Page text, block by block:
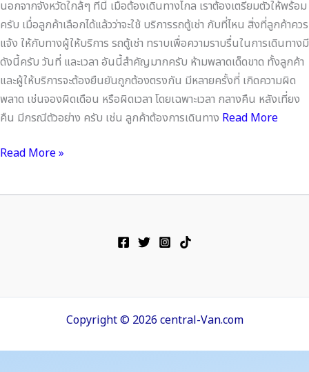
นอกจากจังหวัดใกล้ๆ ทีนี้ เมื่อต้องเดินทางไกล เราต้องเตรียมตัวให้พร้อม
ครับ เมื่อลูกค้าเลือกได้แล้วว่าจะใช้ บริการรถตู้เช่า กับที่ไหน สิ่งที่ลูกค้าควร
แจ้ง ให้กับทางผู้ให้บริการ รถตู้เช่า ทราบเพื่อความราบรื่นในการเดินทางมี
ดังนี้ครับ วันที่ และเวลา อันนี้สำคัญมากครับ ห้ามพลาดเด็ดขาด ทั้งลูกค้า
และผู้ให้บริการจะต้องยืนยันถูกต้องตรงกัน มีหลายครั้งที่ เกิดความผิด
พลาด เช่นจองผิดเดือน หรือผิดเวลา โดยเฉพาะเวลา กลางคืน หลังเที่ยง
คืน มีกรณีตัวอย่าง ครับ เช่น ลูกค้าต้องการเดินทาง Read More
Read More »
Copyright © 2026 central-Van.com